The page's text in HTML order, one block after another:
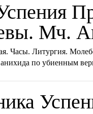
Мч.
Часы. Литургия.
по убиенным